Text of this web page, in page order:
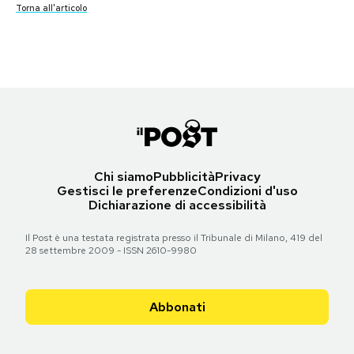
Notifiche mobile
Torna all'articolo
Torna all'articolo
Torna all'articolo
Torna all'articolo
Torna all'articolo
Torna all'articolo
Torna all'articolo
Torna all'articolo
Torna all'articolo
Torna all'articolo
Chi siamoPubblicitàPrivacy
Gestisci le preferenzeCondizioni d'uso
Dichiarazione di accessibilità
Il Post è una testata registrata presso il Tribunale di Milano, 419 del
28 settembre 2009 - ISSN 2610-9980
Abbonati